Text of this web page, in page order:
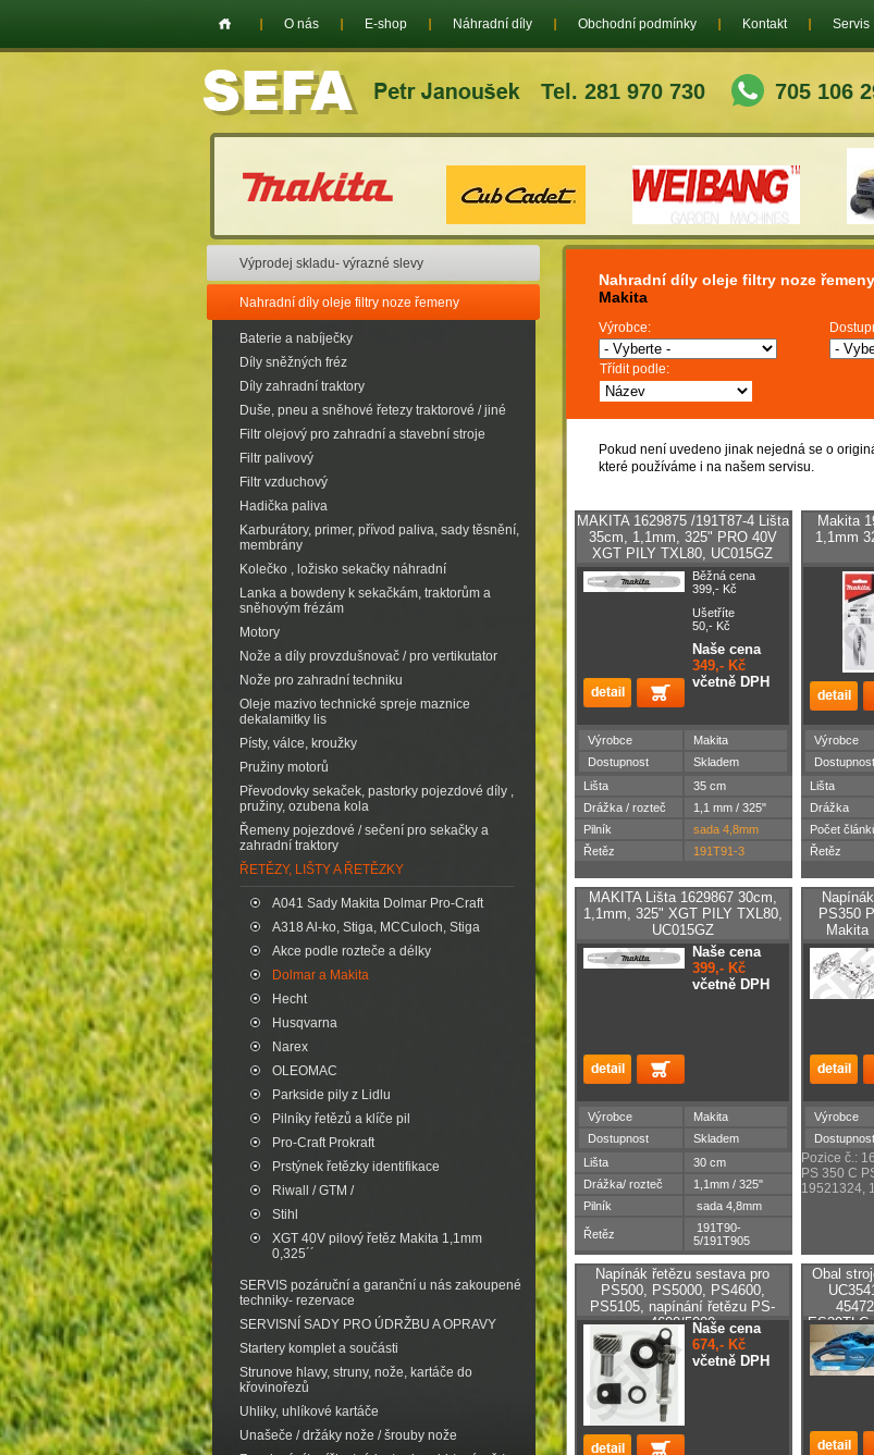
Tel. 281 970 730 705 106
O nás E-shop Náhradní díly Obchodní podmínky Kontakt Servis
Výprodej skladu- výrazné slevy
Nahradní díly oleje filtry noze řemeny
Baterie a nabíječky
Díly sněžných fréz
Díly zahradní traktory
Duše, pneu a sněhové řetezy traktorové / jiné
Filtr olejový pro zahradní a stavební stroje
Filtr palivový
Filtr vzduchový
Hadička paliva
Karburátory, primer, přívod paliva, sady těsnění,
membrány
Kolečko , ložisko sekačky náhradní
Lanka a bowdeny k sekačkám, traktorům a
sněhovým frézám
Motory
Nože a díly provzdušnovač / pro vertikutator
Nože pro zahradní techniku
Oleje mazivo technické spreje maznice
dekalamitky lis
Písty, válce, kroužky
Pružiny motorů
Převodovky sekaček, pastorky pojezdové díly ,
pružiny, ozubena kola
Řemeny pojezdové / sečení pro sekačky a
zahradní traktory
ŘETĚZY, LIŠTY A ŘETĚZKY
A041 Sady Makita Dolmar Pro-Craft
A318 Al-ko, Stiga, MCCuloch, Stiga
Akce podle rozteče a délky
Dolmar a Makita
Hecht
Husqvarna
Narex
OLEOMAC
Parkside pily z Lidlu
Pilníky řetězů a klíče pil
Pro-Craft Prokraft
Prstýnek řetězky identifikace
Riwall / GTM /
Stihl
XGT 40V pilový řetěz Makita 1,1mm
0,325´´
SERVIS pozáruční a garanční u nás zakoupené
techniky- rezervace
SERVISNÍ SADY PRO ÚDRŽBU A OPRAVY
Startery komplet a součásti
Strunove hlavy, struny, nože, kartáče do
křovinořezů
Uhliky, uhlíkové kartáče
Unašeče / držáky nože / šrouby nože
Nahradní díly oleje filtry noze řemeny
Makita
Výrobce:
Třídit podle:
Pokud není uvedeno jinak nejedná se o
které používáme i na našem servisu.
MAKITA 1629875 /191T87-4 Lišta
35cm, 1,1mm, 325" PRO 40V
XGT PILY TXL80, UC015GZ
Běžná cena
399,- Kč
Ušetříte
50,- Kč
Naše cena
349,- Kč
včetně DPH
Výrobce
Makita
Dostupnost
Skladem
Lišta
35 cm
Drážka / rozteč
1,1 mm / 325"
Pilník
sada 4,8mm
Řetěz
191T91-3
Makita
1,1mm
Výrobce
Dostupnost
Lišta
Drážka
Počet
Řetěz
MAKITA Lišta 1629867 30cm,
1,1mm, 325" XGT PILY TXL80,
UC015GZ
Naše cena
399,- Kč
včetně DPH
Výrobce
Makita
Dostupnost
Skladem
Lišta
30 cm
Drážka/ rozteč
1,1mm / 325"
Pilník
sada 4,8mm
Řetěz
191T90-
5/191T905
PS350
Makita
Výrobce
Dostupnost
Pozice č.:
PS 350 C
19521324,
Napínák řetězu sestava pro
PS500, PS5000, PS4600,
PS5105, napínání řetězu PS-
4600/5000Naše cena
674,- Kč
včetně DPH
Obal